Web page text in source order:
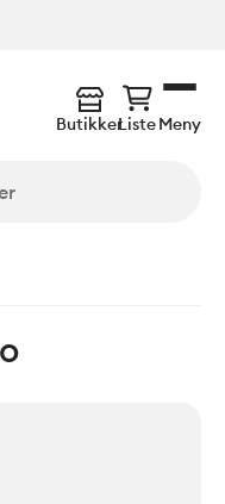
ButikkerListeMeny